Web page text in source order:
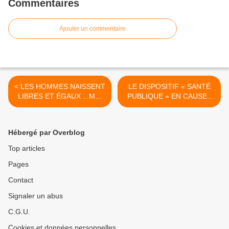
Commentaires
Ajouter un commentaire
< LES HOMMES NAISSENT
LIBRES ET ÉGAUX ...MAI
1789/AOUT 1789 ET JUIN
LE DISPOSITIF « SANTÉ
PUBLIQUE » EN CAUSE :
EST-CE LE MODÈLE
Hébergé par Overblog
Top articles
Pages
Contact
Signaler un abus
C.G.U.